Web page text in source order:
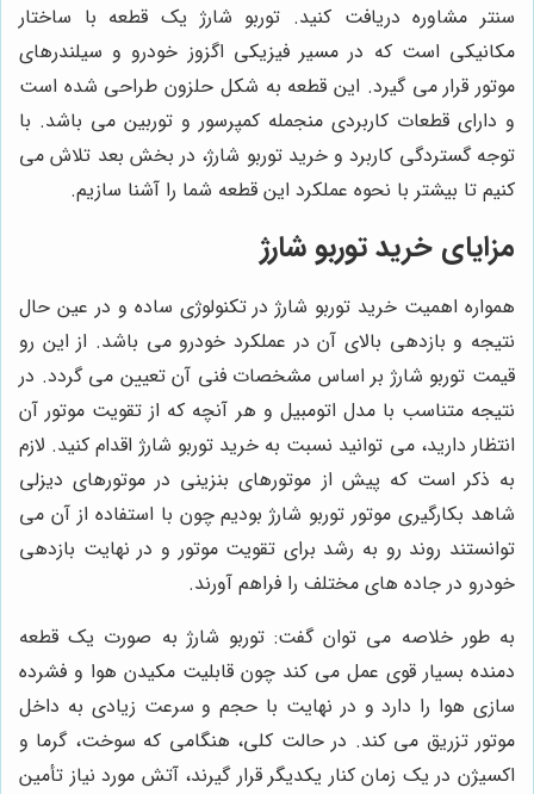
سنتر مشاوره دریافت کنید. توربو شارژ یک قطعه با ساختار
مکانیکی است که در مسیر فیزیکی اگزوز خودرو و سیلندرهای
موتور قرار می گیرد. این قطعه به شکل حلزون طراحی شده است
و دارای قطعات کاربردی منجمله کمپرسور و توربین می باشد. با
توجه گستردگی کاربرد و خرید توربو شارژ، در بخش بعد تلاش می
کنیم تا بیشتر با نحوه عملکرد این قطعه شما را آشنا سازیم.
مزایای خرید توربو شارژ
همواره اهمیت خرید توربو شارژ در تکنولوژی ساده و در عین حال
نتیجه و بازدهی بالای آن در عملکرد خودرو می باشد. از این رو
قیمت توربو شارژ بر اساس مشخصات فنی آن تعیین می گردد. در
نتیجه متناسب با مدل اتومبیل و هر آنچه که از تقویت موتور آن
انتظار دارید، می توانید نسبت به خرید توربو شارژ اقدام کنید. لازم
به ذکر است که پیش از موتورهای بنزینی در موتورهای دیزلی
شاهد بکارگیری موتور توربو شارژ بودیم چون با استفاده از آن می
توانستند روند رو به رشد برای تقویت موتور و در نهایت بازدهی
خودرو در جاده های مختلف را فراهم آورند.
به طور خلاصه می توان گفت: توربو شارژ به صورت یک قطعه
دمنده بسیار قوی عمل می کند چون قابلیت مکیدن هوا و فشرده
سازی هوا را دارد و در نهایت با حجم و سرعت زیادی به داخل
موتور تزریق می کند. در حالت کلی، هنگامی که سوخت، گرما و
اکسیژن در یک زمان کنار یکدیگر قرار گیرند، آتش مورد نیاز تأمین